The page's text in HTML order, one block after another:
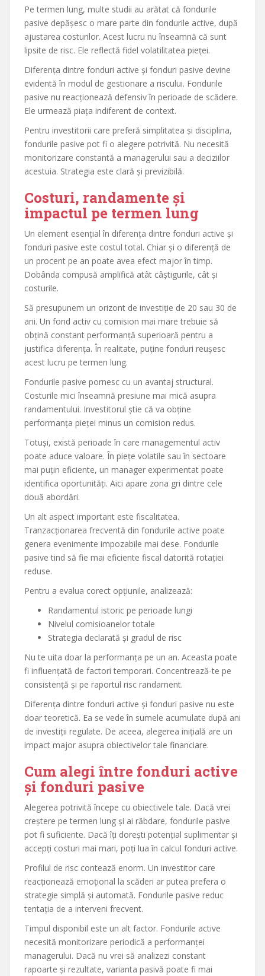
Pe termen lung, multe studii au arătat că fondurile
pasive depășesc o mare parte din fondurile active, după
ajustarea costurilor. Acest lucru nu înseamnă că sunt
lipsite de risc. Ele reflectă fidel volatilitatea pieței.
Diferența dintre fonduri active și fonduri pasive devine
evidentă în modul de gestionare a riscului. Fondurile
pasive nu reacționează defensiv în perioade de scădere.
Ele urmează piața indiferent de context.
Pentru investitorii care preferă simplitatea și disciplina,
fondurile pasive pot fi o alegere potrivită. Nu necesită
monitorizare constantă a managerului sau a deciziilor
acestuia. Strategia este clară și previzibilă.
Costuri, randamente și
impactul pe termen lung
Un element esențial în diferența dintre fonduri active și
fonduri pasive este costul total. Chiar și o diferență de
un procent pe an poate avea efect major în timp.
Dobânda compusă amplifică atât câștigurile, cât și
costurile.
Să presupunem un orizont de investiție de 20 sau 30 de
ani. Un fond activ cu comision mai mare trebuie să
obțină constant performanță superioară pentru a
justifica diferența. În realitate, puține fonduri reușesc
acest lucru pe termen lung.
Fondurile pasive pornesc cu un avantaj structural.
Costurile mici înseamnă presiune mai mică asupra
randamentului. Investitorul știe că va obține
performanța pieței minus un comision redus.
Totuși, există perioade în care managementul activ
poate aduce valoare. În piețe volatile sau în sectoare
mai puțin eficiente, un manager experimentat poate
identifica oportunități. Aici apare zona gri dintre cele
două abordări.
Un alt aspect important este fiscalitatea.
Tranzacționarea frecventă din fondurile active poate
genera evenimente impozabile mai dese. Fondurile
pasive tind să fie mai eficiente fiscal datorită rotației
reduse.
Pentru a evalua corect opțiunile, analizează:
Randamentul istoric pe perioade lungi
Nivelul comisioanelor totale
Strategia declarată și gradul de risc
Nu te uita doar la performanța pe un an. Aceasta poate
fi influențată de factori temporari. Concentrează-te pe
consistență și pe raportul risc randament.
Diferența dintre fonduri active și fonduri pasive nu este
doar teoretică. Ea se vede în sumele acumulate după ani
de investiții regulate. De aceea, alegerea inițială are un
impact major asupra obiectivelor tale financiare.
Cum alegi între fonduri active
și fonduri pasive
Alegerea potrivită începe cu obiectivele tale. Dacă vrei
creștere pe termen lung și ai răbdare, fondurile pasive
pot fi suficiente. Dacă îți dorești potențial suplimentar și
accepți costuri mai mari, poți lua în calcul fonduri active.
Profilul de risc contează enorm. Un investitor care
reacționează emoțional la scăderi ar putea prefera o
strategie simplă și automată. Fondurile pasive reduc
tentația de a interveni frecvent.
Timpul disponibil este un alt factor. Fondurile active
necesită monitorizare periodică a performanței
managerului. Dacă nu vrei să analizezi constant
rapoarte și rezultate, varianta pasivă poate fi mai